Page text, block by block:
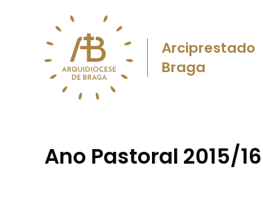
Arciprestado
Braga
Ano Pastoral 2015/16